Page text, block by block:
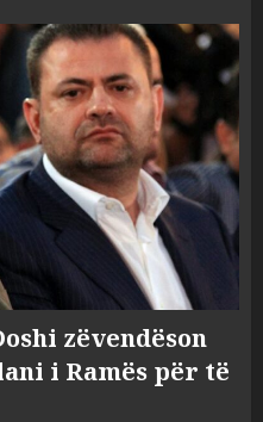
zëvendëson
i Ramës për të